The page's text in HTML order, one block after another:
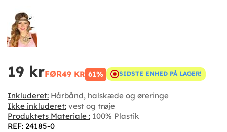
19 krFØR49 KR 61% SIDSTE ENHED PÅ LAGER!
Inkluderet: Hårbånd, halskæde og øreringe
Ikke inkluderet: vest og trøje
Produktets Materiale : 100% Plastik
REF: 24185-0